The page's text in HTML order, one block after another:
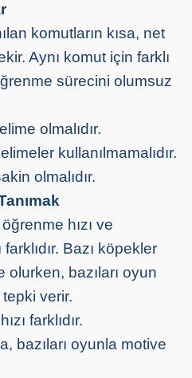
komutların kısa, net
Aynı komut için farklı
sürecini olumsuz
olmalıdır.
kullanılmamalıdır.
olmalıdır.
hızı ve
Bazı köpekler
olurken, bazıları oyun
verir.
farklıdır.
bazıları oyunla motive